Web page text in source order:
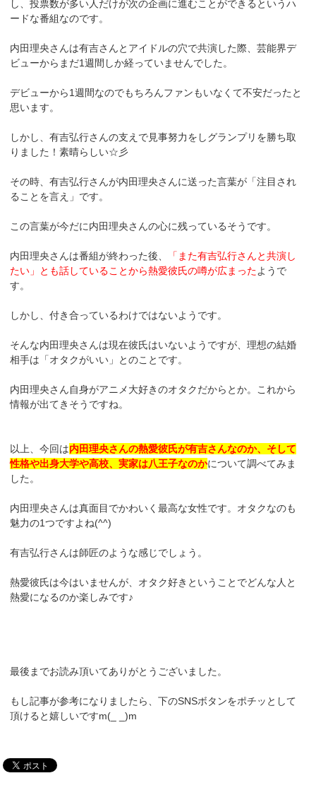
し、投票数が多い人だけが次の企画に進むことができるというハ
ードな番組なのです。
内田理央さんは有吉さんとアイドルの穴で共演した際、芸能界デ
ビューからまだ1週間しか経っていませんでした。
デビューから1週間なのでもちろんファンもいなくて不安だったと
思います。
しかし、有吉弘行さんの支えで見事努力をしグランプリを勝ち取
りました！素晴らしい☆彡
その時、有吉弘行さんが内田理央さんに送った言葉が「注目され
ることを言え」です。
この言葉が今だに内田理央さんの心に残っているそうです。
内田理央さんは番組が終わった後、
「また有吉弘行さんと共演し
たい」とも話していることから熱愛彼氏の噂が広まったようで
す。
しかし、付き合っているわけではないようです。
そんな内田理央さんは現在彼氏はいないようですが、理想の結婚
相手は「オタクがいい」とのことです。
内田理央さん自身がアニメ大好きのオタクだからとか。これから
情報が出てきそうですね。
以上、今回は内田理央さんの熱愛彼氏が有吉さんなのか、そして
性格や出身大学や高校、実家は八王子なのかについて調べてみま
した。
内田理央さんは真面目でかわいく最高な女性です。オタクなのも
魅力の1つですよね(^^)
有吉弘行さんは師匠のような感じでしょう。
熱愛彼氏は今はいませんが、オタク好きということでどんな人と
熱愛になるのか楽しみです♪
最後までお読み頂いてありがとうございました。
もし記事が参考になりましたら、下のSNSボタンをポチッとして
頂けると嬉しいですm(_ _)m